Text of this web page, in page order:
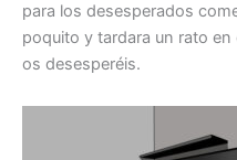
para los desesperados
poquito y tardara un rato en
os desesperéis.